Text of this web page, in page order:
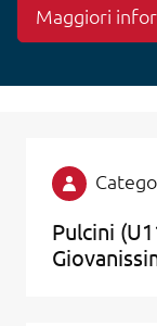
Maggiori
Pulcini